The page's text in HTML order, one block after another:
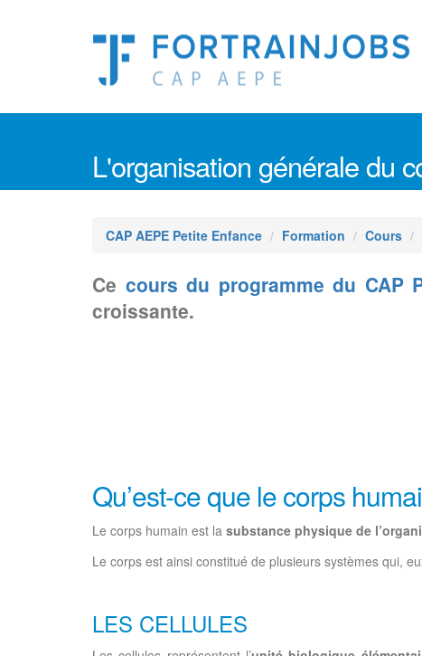
L'organisation générale du
CAP AEPE Petite Enfance Formation Cours
Ce cours du programme du CAP
croissante.
Qu’est-ce que le corps
Le corps humain est la substance physique de
Le corps est ainsi constitué de plusieurs systèmes qui,
LES CELLULES